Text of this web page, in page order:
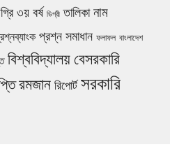
৩য় বর্ষ ডিগ্রী তালিকা নাম
প্রশ্ন সমাধান ফলাফল বাংলাদেশ
বিশ্ববিদ্যালয়বেসরকারি
রমজান রিপোর্ট সরকারি